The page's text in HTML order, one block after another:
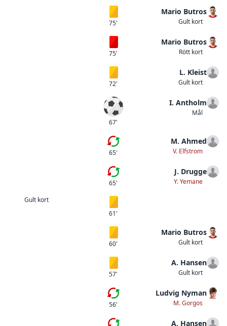
Gult kort
75'
Mario Butros
Gult kort
Rött kort
75'
Mario Butros
Rött kort
Gult kort
72'
L. Kleist
Gult kort
Mål
67'
I. Antholm
Mål
Fjärde bytet
65'
M. Ahmed
V. Elfstrom
Tredje bytet
65'
J. Drugge
Y. Yemane
Gult kort
Gult kort
61'
Gult kort
60'
Mario Butros
Gult kort
Gult kort
57'
A. Hansen
Gult kort
Andra bytet
56'
Ludvig Nyman
M. Gorgos
A. Hansen